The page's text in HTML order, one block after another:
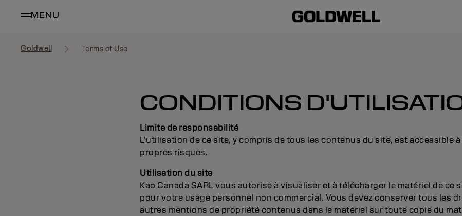
MENU
Goldwell Terms of Use
CONDITIONS
Limite de responsabilité
L’utilisation de ce site, y compris de tous les contenus du site, est accessible
propres risques.
Utilisation du site
Kao Canada SARL vous autorise à visualiser et à télécharger le matériel de ce
pour votre usage personnel non commercial. Vous devez conserver tous les
autres mentions de propriété contenus dans le matériel sur toute copie du